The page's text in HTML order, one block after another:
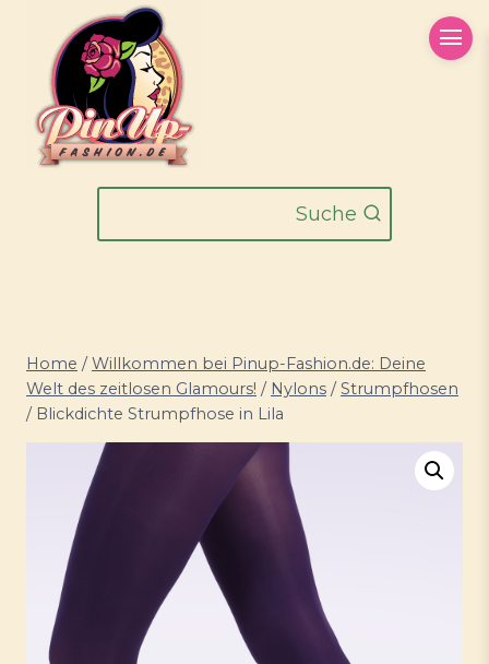
springen
Suche
Home / Willkommen bei Pinup-Fashion.de: Deine
Welt des zeitlosen Glamours! / Nylons / Strumpfhosen
/ Blickdichte Strumpfhose in Lila